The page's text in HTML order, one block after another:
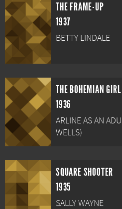
THE FRAME-UP
1937
BETTY LINDALE
THE BOHEMIAN GIRL
1936
ARLINE AS AN
WELLS)
SQUARE SHOOTER
1935
SALLY WAYNE